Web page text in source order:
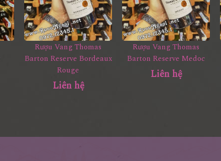
Rượu Vang Thomas
Barton Reserve Bordeaux
Rouge
Liên hệ
Rượu Vang Thomas
Barton Reserve Medoc
Liên hệ